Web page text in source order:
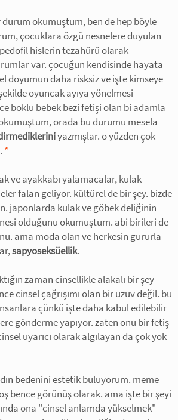
okumuştum, ben de hep böyle
çocuklara özgü nesnelere duyulan
hislerin tezahürü olarak
var. çocuğun kendisinde hayata
doyumun daha risksiz ve işte kimseye
oyuncak ayıya yönelmesi
boklu bebek bezi fetişi olan bi adamla
orada bu durumu mesela
yazmışlar. o yüzden çok
*
ve ayakkabı yalamacalar, kulak
falan geliyor. kültürel de bir şey. bizde
japonlarda kulak ve göbek deliğinin
olduğunu okumuştum. abi birileri de
ama moda olan ve herkesin gururla
sapyoseksüellik.
zaman cinsellikle alakalı bir şey
cinsel çağrışımı olan bir uzuv değil. bu
çünkü işte daha kabul edilebilir
gönderme yapıyor. zaten onu bir fetiş
uyarıcı olarak algılayan da çok yok
bedenini estetik buluyorum. meme
bence görünüş olarak. ama işte bir şeyi
ona "cinsel anlamda yükselmek"